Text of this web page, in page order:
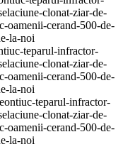
clonat-ziar-de-
oamenii-cerand-500-de-
la-noi
teparul-infractor-
clonat-ziar-de-
oamenii-cerand-500-de-
la-noi
teparul-infractor-
clonat-ziar-de-
oamenii-cerand-500-de-
la-noi